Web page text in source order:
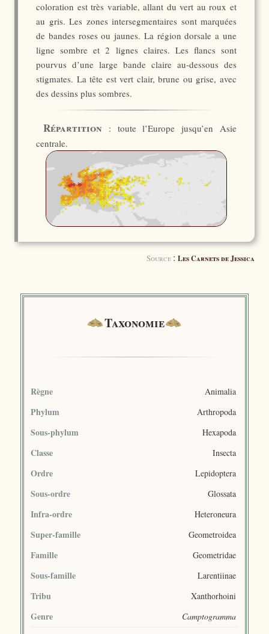
coloration est très variable, allant du vert au roux et
au gris. Les zones intersegmentaires sont marquées
de bandes roses ou jaunes. La région dorsale a une
ligne sombre et 2 lignes claires. Les flancs sont
pourvus d’une large bande claire au-dessous des
stigmates. La tête est vert clair, brune ou grise, avec
des dessins plus sombres.
Répartition : toute l’Europe jusqu’en Asie
centrale.
Source : Les Carnets de Jessica
Taxonomie
Règne Animalia
Phylum Arthropoda
Sous-phylum Hexapoda
Classe Insecta
Ordre Lepidoptera
Sous-ordre Glossata
Infra-ordre Heteroneura
Super-famille Geometroidea
Famille Geometridae
Sous-famille Larentiinae
Tribu Xanthorhoini
Genre Camptogramma